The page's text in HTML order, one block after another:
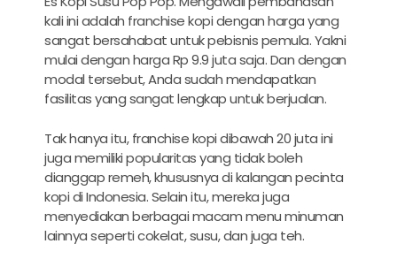
kali ini adalah franchise kopi dengan harga yang
sangat bersahabat untuk pebisnis pemula. Yakni
mulai dengan harga Rp 9.9 juta saja. Dan dengan
modal tersebut, Anda sudah mendapatkan
fasilitas yang sangat lengkap untuk berjualan.
Tak hanya itu, franchise kopi dibawah 20 juta ini
juga memiliki popularitas yang tidak boleh
dianggap remeh, khususnya di kalangan pecinta
kopi di Indonesia. Selain itu, mereka juga
menyediakan berbagai macam menu minuman
lainnya seperti cokelat, susu, dan juga teh.